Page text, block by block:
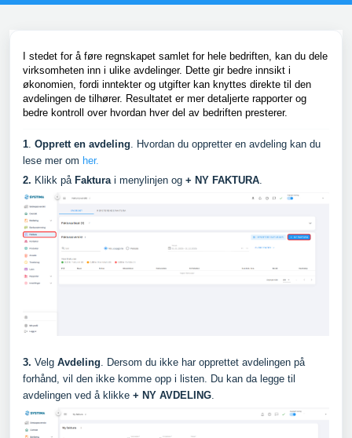
I stedet for å føre regnskapet samlet for hele bedriften, kan du dele
virksomheten inn i ulike avdelinger. Dette gir bedre innsikt i
økonomien, fordi inntekter og utgifter kan knyttes direkte til den
avdelingen de tilhører. Resultatet er mer detaljerte rapporter og
bedre kontroll over hvordan hver del av bedriften presterer.
1 Opprett en avdeling . Hvordan du oppretter en avdeling kan du
lese mer om her.
2. Klikk på Faktura i menylinjen og + NY FAKTURA
3. Velg Avdeling. Dersom du ikke har opprettet avdelingen på
forhånd, vil den ikke komme opp i listen. Du kan da legge til
avdelingen ved å klikke + NY AVDELING.